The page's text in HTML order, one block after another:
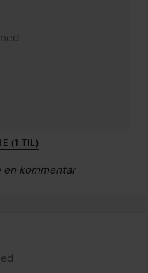
Creator. lades 1 måned
(1 TIL)
en kommentar
blev oprettet 1 måned